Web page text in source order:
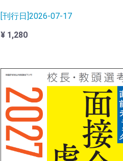
[刊行日]2026-07-17
¥ 1,280